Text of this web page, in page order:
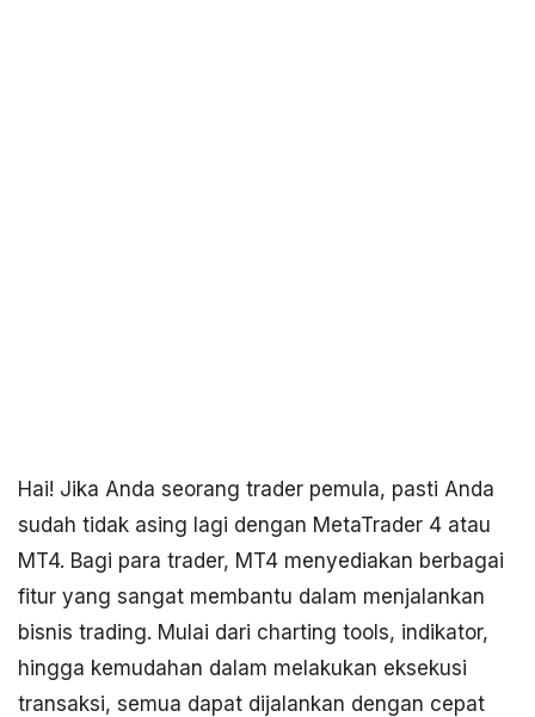
Hai! Jika Anda seorang trader pemula, pasti Anda
sudah tidak asing lagi dengan MetaTrader 4 atau
MT4. Bagi para trader, MT4 menyediakan berbagai
fitur yang sangat membantu dalam menjalankan
bisnis trading. Mulai dari charting tools, indikator,
hingga kemudahan dalam melakukan eksekusi
transaksi, semua dapat dijalankan dengan cepat